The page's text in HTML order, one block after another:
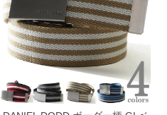
COLOR VARIATION